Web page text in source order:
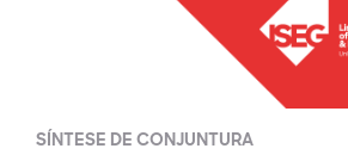
SÍNTESE DE CONJUNTURA